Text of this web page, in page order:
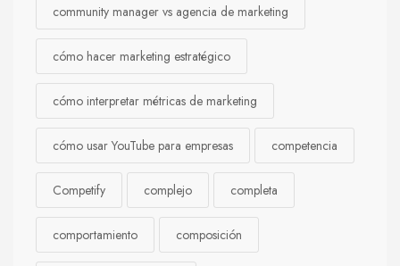
community manager vs agencia de marketing
cómo hacer marketing estratégico
cómo interpretar métricas de marketing
cómo usar YouTube para empresas competencia
Competify complejo completa
comportamiento composición